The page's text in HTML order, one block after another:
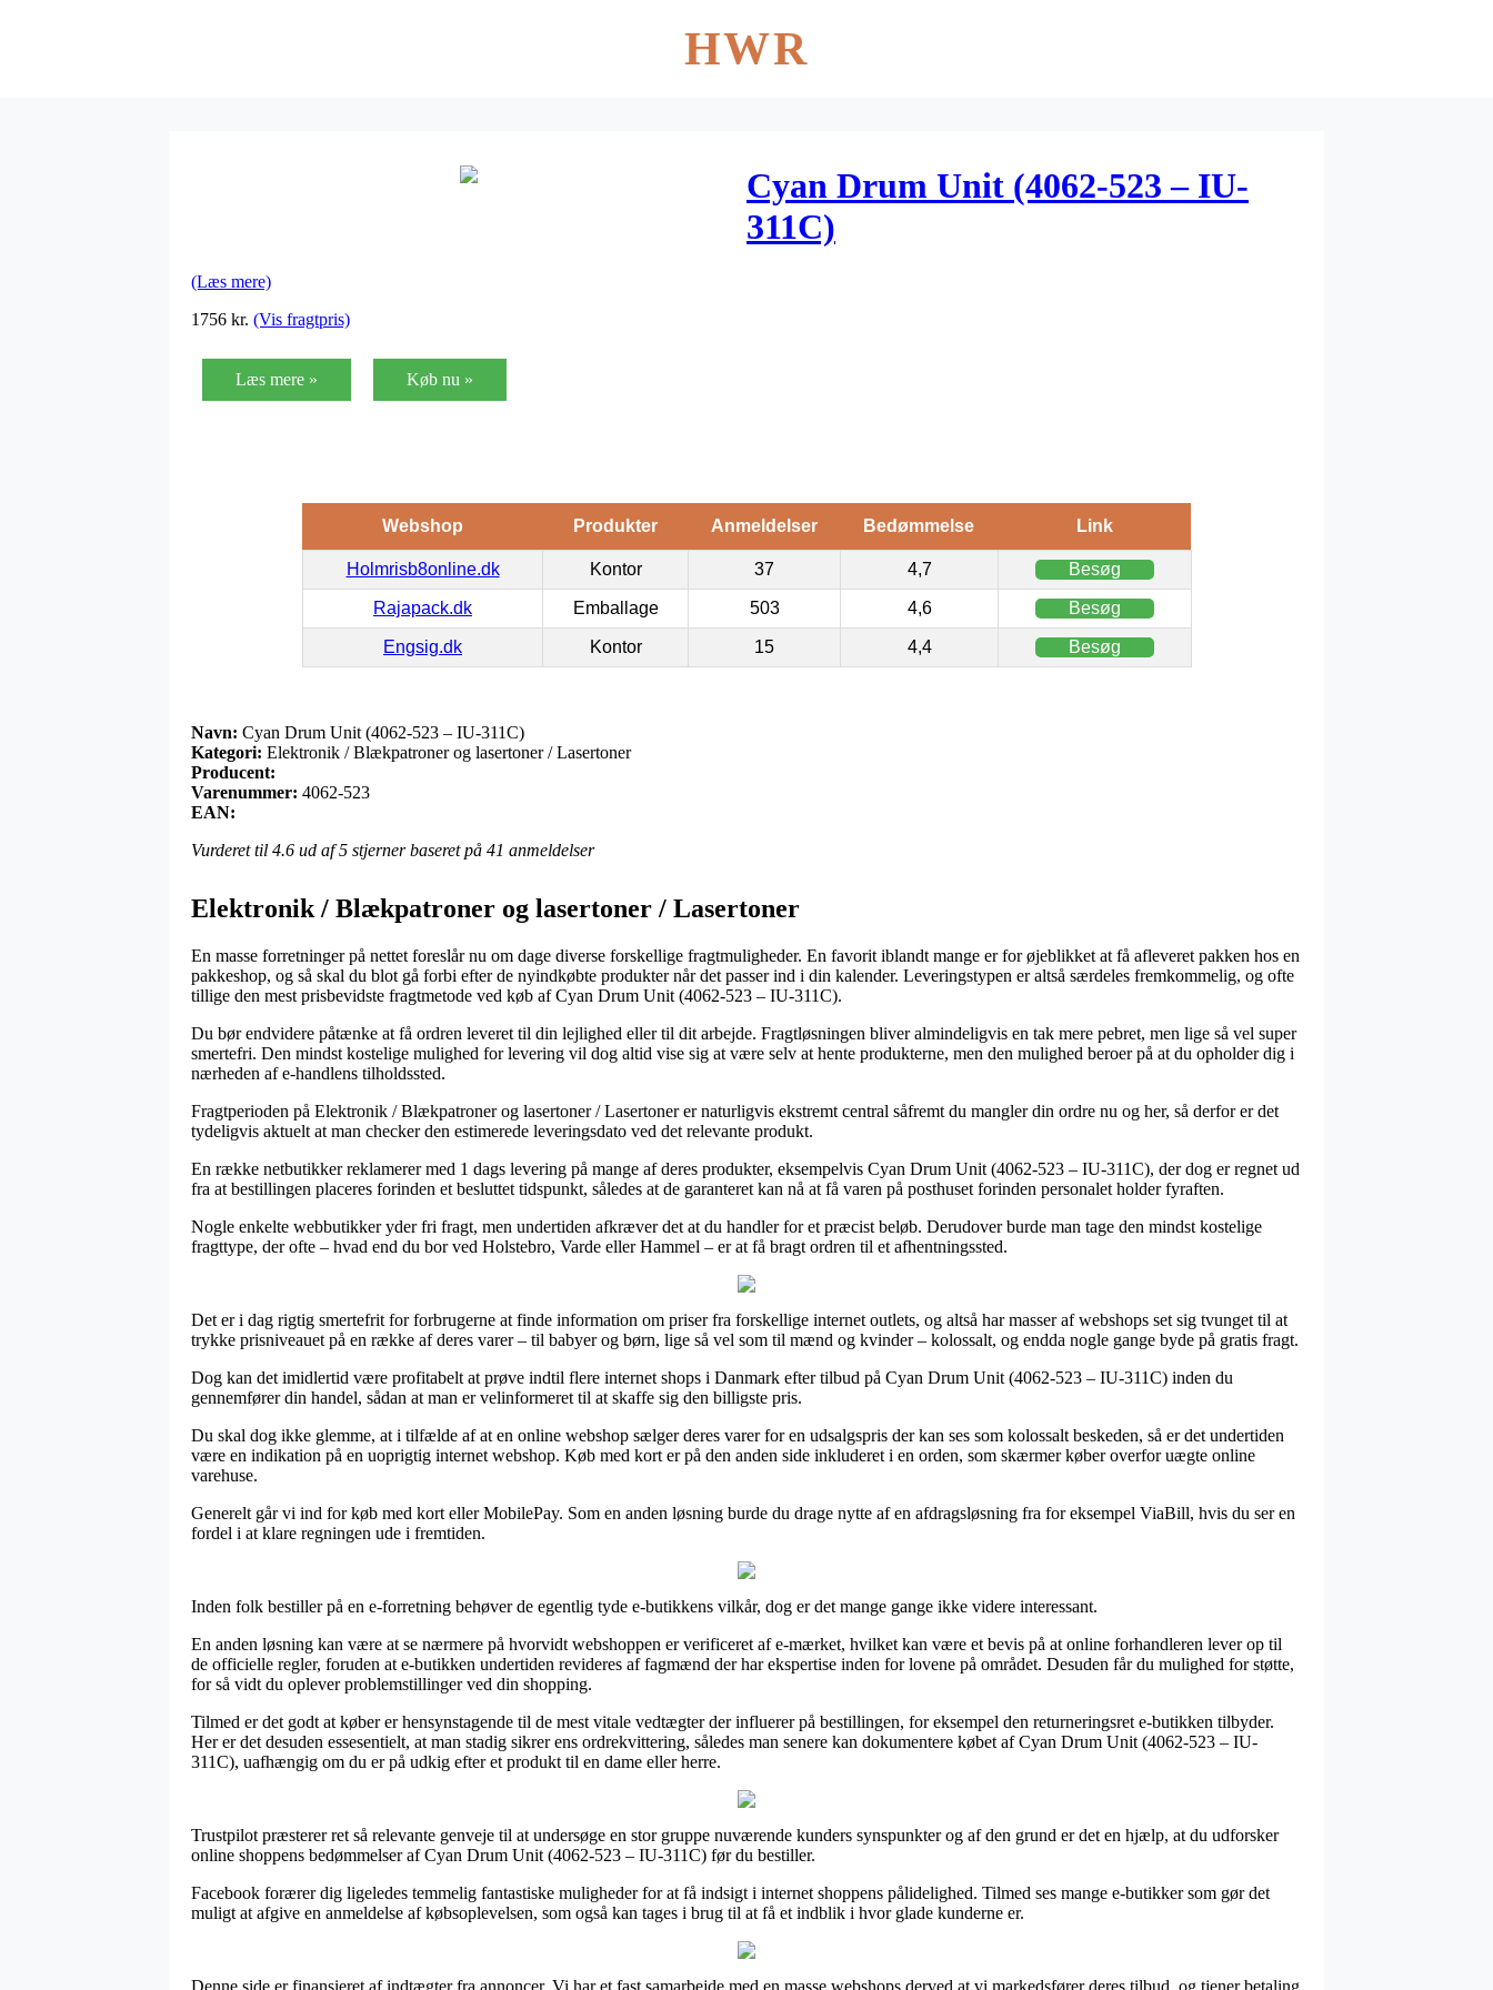
HWR
Cyan Drum Unit (4062-523 – IU-
311C)
(Læs mere)
1756 kr. (Vis fragtpris)
Læs mere » Køb nu »
Webshop Produkter Anmeldelser Bedømmelse Link
Holmrisb8online.dk Kontor 37 4,7 Besøg
Rajapack.dk Emballage 503 4,6 Besøg
Engsig.dk Kontor 15 4,4 Besøg
Navn: Cyan Drum Unit (4062-523 – IU-311C)
Kategori: Elektronik / Blækpatroner og lasertoner / Lasertoner
Producent:
Varenummer: 4062-523
EAN:
Vurderet til 4.6 ud af 5 stjerner baseret på 41 anmeldelser
Elektronik / Blækpatroner og lasertoner / Lasertoner
En masse forretninger på nettet foreslår nu om dage diverse forskellige fragtmuligheder. En favorit iblandt mange er for øjeblikket at få afleveret pakken hos en
pakkeshop, og så skal du blot gå forbi efter de nyindkøbte produkter når det passer ind i din kalender. Leveringstypen er altså særdeles fremkommelig, og ofte
tillige den mest prisbevidste fragtmetode ved køb af Cyan Drum Unit (4062-523 – IU-311C).
Du bør endvidere påtænke at få ordren leveret til din lejlighed eller til dit arbejde. Fragtløsningen bliver almindeligvis en tak mere pebret, men lige så vel super
smertefri. Den mindst kostelige mulighed for levering vil dog altid vise sig at være selv at hente produkterne, men den mulighed beroer på at du opholder dig i
nærheden af e-handlens tilholdssted.
Fragtperioden på Elektronik / Blækpatroner og lasertoner / Lasertoner er naturligvis ekstremt central såfremt du mangler din ordre nu og her, så derfor er det
tydeligvis aktuelt at man checker den estimerede leveringsdato ved det relevante produkt.
En række netbutikker reklamerer med 1 dags levering på mange af deres produkter, eksempelvis Cyan Drum Unit (4062-523 – IU-311C), der dog er regnet ud
fra at bestillingen placeres forinden et besluttet tidspunkt, således at de garanteret kan nå at få varen på posthuset forinden personalet holder fyraften.
Nogle enkelte webbutikker yder fri fragt, men undertiden afkræver det at du handler for et præcist beløb. Derudover burde man tage den mindst kostelige
fragttype, der ofte – hvad end du bor ved Holstebro, Varde eller Hammel – er at få bragt ordren til et afhentningssted.
Det er i dag rigtig smertefrit for forbrugerne at finde information om priser fra forskellige internet outlets, og altså har masser af webshops set sig tvunget til at
trykke prisniveauet på en række af deres varer – til babyer og børn, lige så vel som til mænd og kvinder – kolossalt, og endda nogle gange byde på gratis fragt.
Dog kan det imidlertid være profitabelt at prøve indtil flere internet shops i Danmark efter tilbud på Cyan Drum Unit (4062-523 – IU-311C) inden du
gennemfører din handel, sådan at man er velinformeret til at skaffe sig den billigste pris.
Du skal dog ikke glemme, at i tilfælde af at en online webshop sælger deres varer for en udsalgspris der kan ses som kolossalt beskeden, så er det undertiden
være en indikation på en uoprigtig internet webshop. Køb med kort er på den anden side inkluderet i en orden, som skærmer køber overfor uægte online
varehuse.
Generelt går vi ind for køb med kort eller MobilePay. Som en anden løsning burde du drage nytte af en afdragsløsning fra for eksempel ViaBill, hvis du ser en
fordel i at klare regningen ude i fremtiden.
Inden folk bestiller på en e-forretning behøver de egentlig tyde e-butikkens vilkår, dog er det mange gange ikke videre interessant.
En anden løsning kan være at se nærmere på hvorvidt webshoppen er verificeret af e-mærket, hvilket kan være et bevis på at online forhandleren lever op til
de officielle regler, foruden at e-butikken undertiden revideres af fagmænd der har ekspertise inden for lovene på området. Desuden får du mulighed for støtte,
for så vidt du oplever problemstillinger ved din shopping.
Tilmed er det godt at køber er hensynstagende til de mest vitale vedtægter der influerer på bestillingen, for eksempel den returneringsret e-butikken tilbyder.
Her er det desuden essesentielt, at man stadig sikrer ens ordrekvittering, således man senere kan dokumentere købet af Cyan Drum Unit (4062-523 – IU-
311C), uafhængig om du er på udkig efter et produkt til en dame eller herre.
Trustpilot præsterer ret så relevante genveje til at undersøge en stor gruppe nuværende kunders synspunkter og af den grund er det en hjælp, at du udforsker
online shoppens bedømmelser af Cyan Drum Unit (4062-523 – IU-311C) før du bestiller.
Facebook forærer dig ligeledes temmelig fantastiske muligheder for at få indsigt i internet shoppens pålidelighed. Tilmed ses mange e-butikker som gør det
muligt at afgive en anmeldelse af købsoplevelsen, som også kan tages i brug til at få et indblik i hvor glade kunderne er.
Denne side er finansieret af indtægter fra annoncer. Vi har et fast samarbejde med en masse webshops derved at vi markedsfører deres tilbud, og tjener betaling